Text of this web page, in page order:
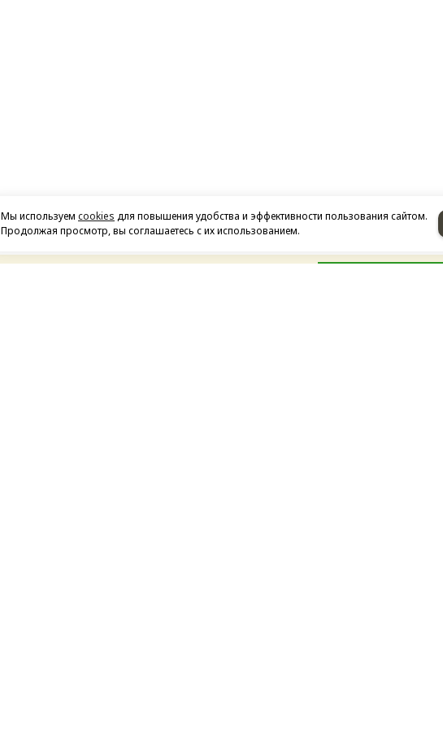
Мы используем cookies для повышения удобства и эффективности пользования сайтом.
Продолжая просмотр, вы соглашаетесь с их использованием.